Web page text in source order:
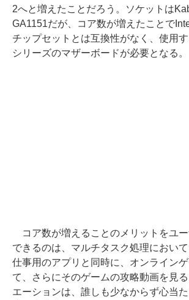
2へと増えたことだろう。ソケットは
GA1151だが、コア数が増えたことで
チップセットとは互換性がなく、使用
シリーズのマザーボードが必要となる。
コア数が増えることのメリットをユ
できるのは、マルチタスク処理におい
仕事用のアプリと同時に、オンライン
て、さらにそのゲームの攻略動画を見
エーションは、誰しも少なからず心当